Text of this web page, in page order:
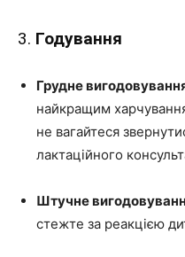
3. Годування
Грудне
найкращим
не вагайтеся
лактаційного
Штучне
стежте за реакцією